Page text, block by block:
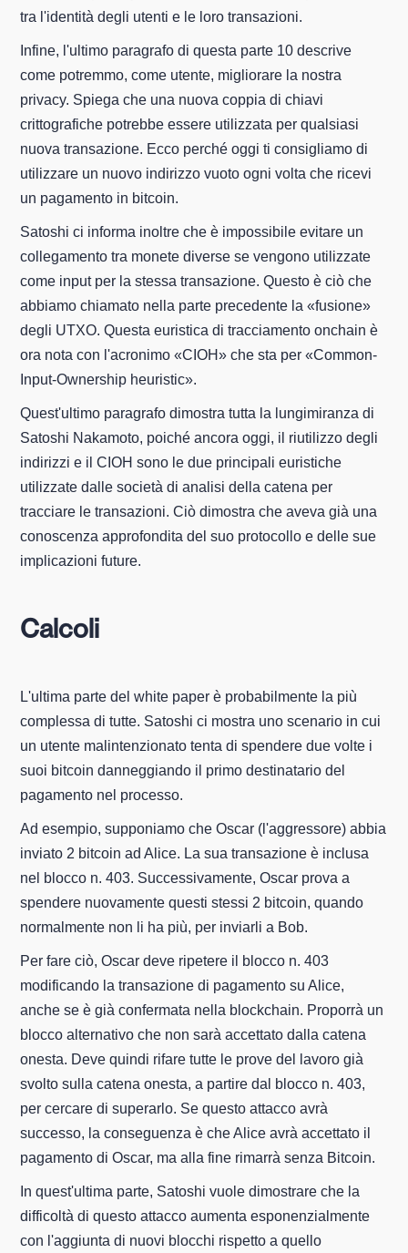
tra l'identità degli utenti e le loro transazioni.
Infine, l'ultimo paragrafo di questa parte 10 descrive
come potremmo, come utente, migliorare la nostra
privacy. Spiega che una nuova coppia di chiavi
crittografiche potrebbe essere utilizzata per qualsiasi
nuova transazione. Ecco perché oggi ti consigliamo di
utilizzare un nuovo indirizzo vuoto ogni volta che ricevi
un pagamento in bitcoin.
Satoshi ci informa inoltre che è impossibile evitare un
collegamento tra monete diverse se vengono utilizzate
come input per la stessa transazione. Questo è ciò che
abbiamo chiamato nella parte precedente la «fusione»
degli UTXO. Questa euristica di tracciamento onchain è
ora nota con l'acronimo «CIOH» che sta per «Common-
Input-Ownership heuristic».
Quest'ultimo paragrafo dimostra tutta la lungimiranza di
Satoshi Nakamoto, poiché ancora oggi, il riutilizzo degli
indirizzi e il CIOH sono le due principali euristiche
utilizzate dalle società di analisi della catena per
tracciare le transazioni. Ciò dimostra che aveva già una
conoscenza approfondita del suo protocollo e delle sue
implicazioni future.
Calcoli
L'ultima parte del white paper è probabilmente la più
complessa di tutte. Satoshi ci mostra uno scenario in cui
un utente malintenzionato tenta di spendere due volte i
suoi bitcoin danneggiando il primo destinatario del
pagamento nel processo.
Ad esempio, supponiamo che Oscar (l'aggressore) abbia
inviato 2 bitcoin ad Alice. La sua transazione è inclusa
nel blocco n. 403. Successivamente, Oscar prova a
spendere nuovamente questi stessi 2 bitcoin, quando
normalmente non li ha più, per inviarli a Bob.
Per fare ciò, Oscar deve ripetere il blocco n. 403
modificando la transazione di pagamento su Alice,
anche se è già confermata nella blockchain. Proporrà un
blocco alternativo che non sarà accettato dalla catena
onesta. Deve quindi rifare tutte le prove del lavoro già
svolto sulla catena onesta, a partire dal blocco n. 403,
per cercare di superarlo. Se questo attacco avrà
successo, la conseguenza è che Alice avrà accettato il
pagamento di Oscar, ma alla fine rimarrà senza Bitcoin.
In quest'ultima parte, Satoshi vuole dimostrare che la
difficoltà di questo attacco aumenta esponenzialmente
con l'aggiunta di nuovi blocchi rispetto a quello